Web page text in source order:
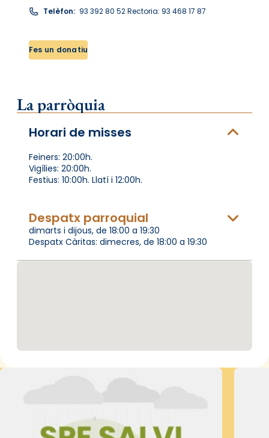
Telèfon: 93 392 80 52 Rectoria: 93 468 17 87
Fes un donatiu
La parròquia
Horari de misses
Feiners: 20:00h.
Vigílies: 20:00h.
Festius: 10:00h. Llatí i 12:00h.
Despatx parroquial
dimarts i dijous, de 18:00 a 19:30
Despatx Càritas: dimecres, de 18:00 a 19:30